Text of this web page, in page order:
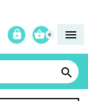

0


